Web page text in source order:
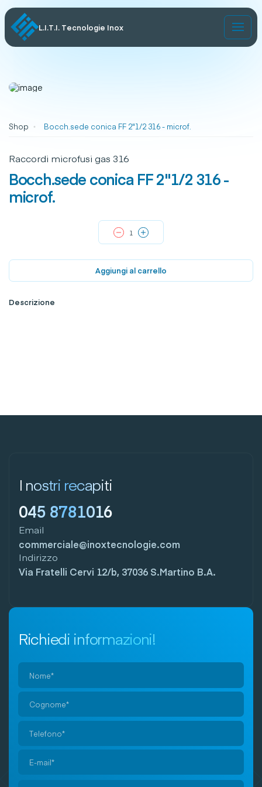
L.I.T.I. Tecnologie Inox
Shop Bocch.sede conica FF 2"1/2 316 - microf.
Raccordi microfusi gas 316
Bocch.sede conica FF 2"1/2 316 -
microf.
Aggiungi al carrello
Descrizione
I nostri recapiti
045 8781016
Email
commerciale@inoxtecnologie.com
Indirizzo
Via Fratelli Cervi 12/b, 37036 S.Martino B.A.
Richiedi informazioni!